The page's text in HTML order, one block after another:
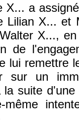
X... a
Lilian X... et
X...,
de
lui remettre
sur un
suite
même